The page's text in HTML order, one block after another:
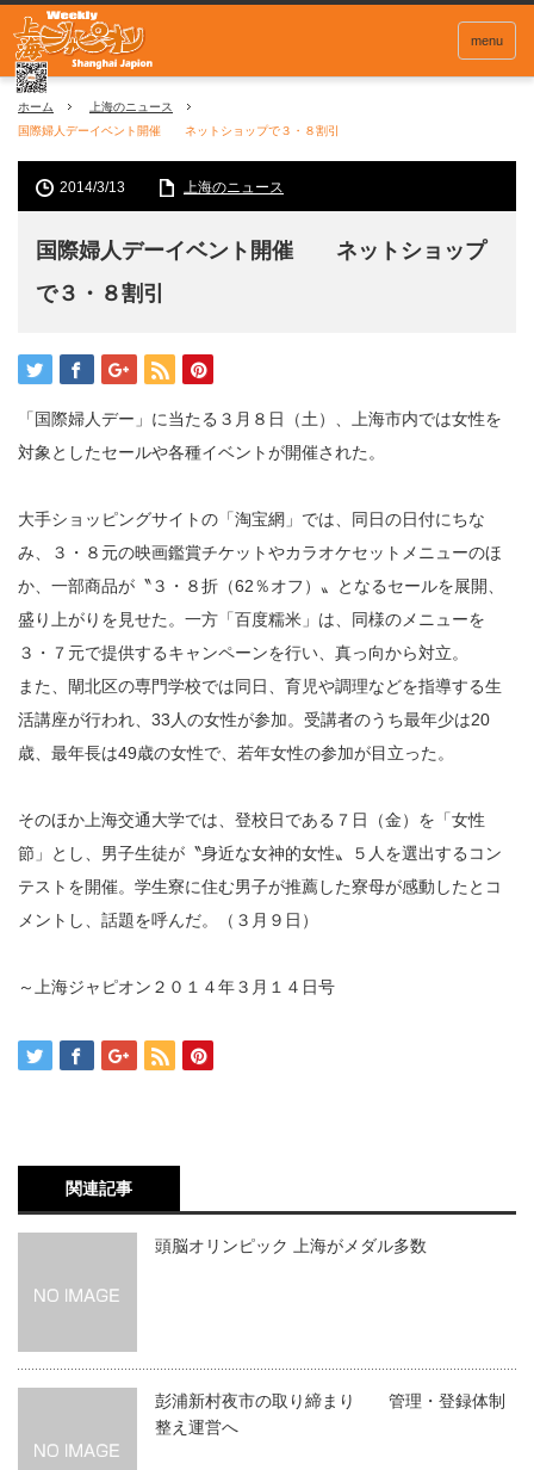
menu
ホーム
上海のニュース
国際婦人デーイベント開催 ネットショップで３・８割引
2014/3/13 上海のニュース
国際婦人デーイベント開催 ネットショップ
で３・８割引
「国際婦人デー」に当たる３月８日（土）、上海市内では女性を
対象としたセールや各種イベントが開催された。
大手ショッピングサイトの「淘宝網」では、同日の日付にちな
み、３・８元の映画鑑賞チケットやカラオケセットメニューのほ
か、一部商品が〝３・８折（62％オフ）〟となるセールを展開、
盛り上がりを見せた。一方「百度糯米」は、同様のメニューを
３・７元で提供するキャンペーンを行い、真っ向から対立。
また、閘北区の専門学校では同日、育児や調理などを指導する生
活講座が行われ、33人の女性が参加。受講者のうち最年少は20
歳、最年長は49歳の女性で、若年女性の参加が目立った。
そのほか上海交通大学では、登校日である７日（金）を「女性
節」とし、男子生徒が〝身近な女神的女性〟５人を選出するコン
テストを開催。学生寮に住む男子が推薦した寮母が感動したとコ
メントし、話題を呼んだ。（３月９日）
～上海ジャピオン２０１４年３月１４日号
関連記事
頭脳オリンピック 上海がメダル多数
彭浦新村夜市の取り締まり 管理・登録体制
整え運営へ